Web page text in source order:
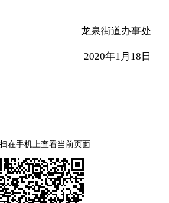
龙泉街道办事处
2020年1 月 18 日
在手机上查看当前页面